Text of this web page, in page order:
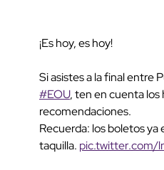
¡Es hoy, es hoy!
Si asistes a la final entre
#EOU, ten en cuenta los
recomendaciones.
Recuerda: los boletos ya
taquilla. pic.twitter.com/